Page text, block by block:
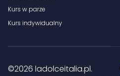
Kurs w parze
Kurs indywidualny
©2026 ladolceitalia.pl.